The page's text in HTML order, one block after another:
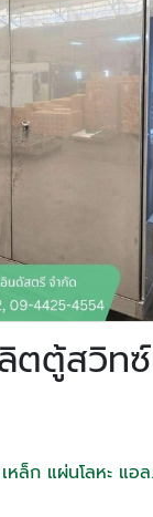
ตตู้สวิท
ล็ก แผ่นโลหะ แอล